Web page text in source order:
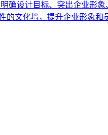
确设计目标、突出企业形
文化墙，提升企业形象和